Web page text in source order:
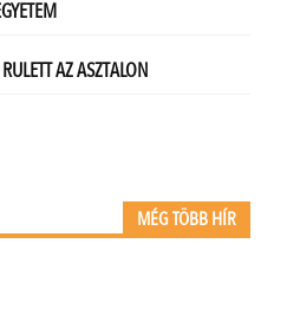
MÉG TÖBB HÍR